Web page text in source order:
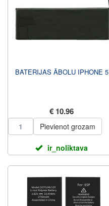
BATERIJAS ĀBOLU IPHONE 5
€ 10.96
Pievienot grozam
ir_noliktava